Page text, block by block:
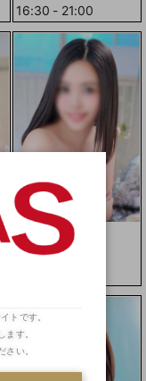
16:30 - 21:00
ラン
T153 B84(D)W56H87
トです。
ます。
さい。